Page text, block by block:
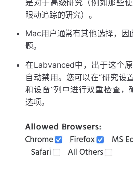
是对于高级研究（例如那些
眼动追踪的研究）。
Mac用户通常有其他选择，因
题。
在Labvanced中，出于这个
自动禁用。您可以在“研究设
和设备”列中进行双重检查，
选项。